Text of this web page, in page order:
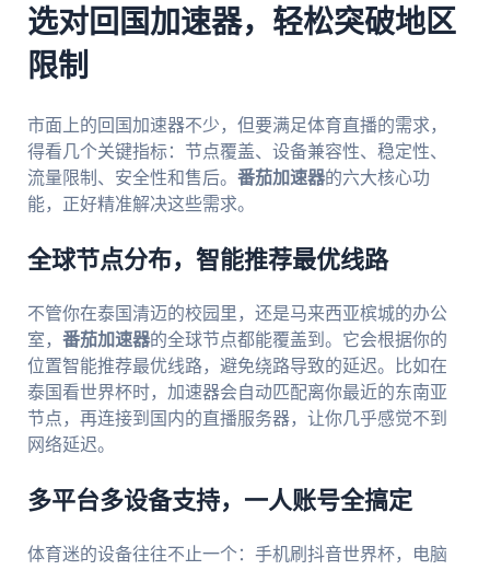
选对回国加速器，轻松突破地区
限制
市面上的回国加速器不少，但要满足体育直播的需求，
得看几个关键指标：节点覆盖、设备兼容性、稳定性、
流量限制、安全性和售后。 番茄加速器的六大核心功
能，正好精准解决这些需求。
全球节点分布，智能推荐最优线路
不管你在泰国清迈的校园里，还是马来西亚槟城的办公
室， 番茄加速器的全球节点都能覆盖到。它会根据你的
位置智能推荐最优线路，避免绕路导致的延迟。比如在
泰国看世界杯时，加速器会自动匹配离你最近的东南亚
节点，再连接到国内的直播服务器，让你几乎感觉不到
网络延迟。
多平台多设备支持，一人账号全搞定
体育迷的设备往往不止一个：手机刷抖音世界杯，电脑